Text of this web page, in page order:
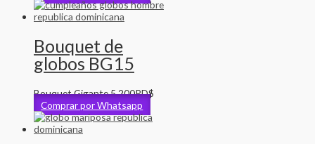
Bouquet de
globos BG15
Bouquet Gigante5,200RD$
Comprar por Whatsapp